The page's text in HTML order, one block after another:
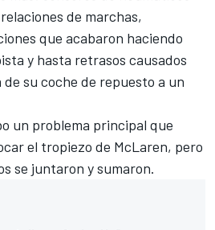
de marchas,
que acabaron haciendo
y hasta retrasos causados
su coche de repuesto a un
un problema principal que
el tropiezo de McLaren, pero
se juntaron y sumaron.